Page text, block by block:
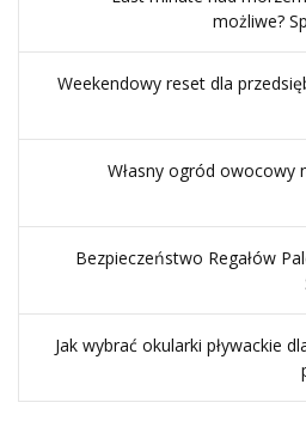
możliwe?
Weekendowy reset dla
Własny ogród owocowy
Bezpieczeństwo Regałów
Jak wybrać okularki pływackie